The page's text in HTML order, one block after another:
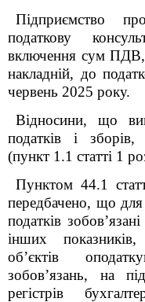
Підприємство
податкову
включення сум ПДВ,
накладній, до
червень 2025 року.
Відносини, що
податків і
(пункт 1.1 статті 1
Пунктом 44.1
передбачено, що для
податків
інших
об’єктів
зобов’язань, на
регістрів